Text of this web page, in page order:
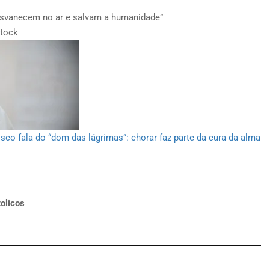
no ar e salvam a humanidade”
fala do “dom das lágrimas”: chorar faz parte da cura da alma